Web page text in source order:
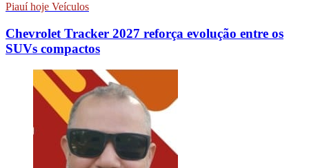
Piauí hoje Veículos
Chevrolet Tracker 2027 reforça evolução entre os
SUVs compactos